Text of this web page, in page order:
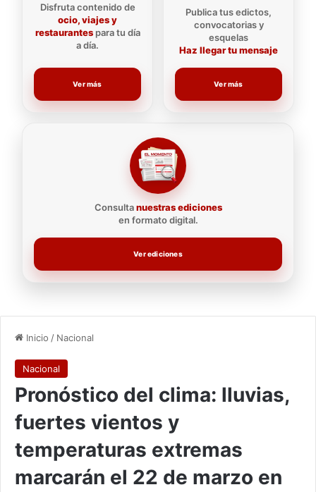
Disfruta contenido de
ocio, viajes y
restaurantespara tu día
a día.
Ver más
Consultanuestras ediciones
en formato digital.
Ver ediciones
Publica tus edictos,
convocatorias y
esquelas
Haz llegar tu mensaje
Ver más
Inicio / Nacional
Nacional
Pronóstico del clima: lluvias,
fuertes vientos y
temperaturas extremas
marcarán el 22 de marzo en